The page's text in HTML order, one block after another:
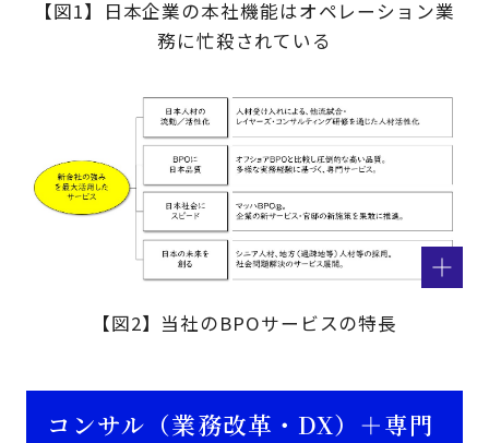
【図1】日本企業の本社機能はオペレーション業
務に忙殺されている
【図2】当社のBPOサービスの特長
コンサル（業務改革・DX）＋専門